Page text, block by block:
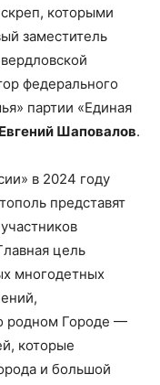
которыми
заместитель
федерального
партии «Единая
Евгений Шаповалов.
в 2024 году
представят
цель
многодетных
родном Городе —
которые
и большой